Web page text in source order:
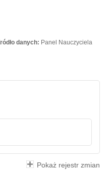
danych: Panel Nauczyciela
Pokaż rejestr zmian